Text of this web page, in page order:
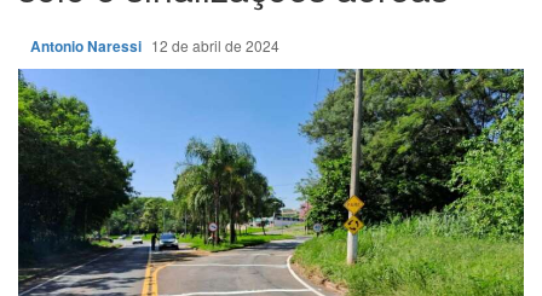
Antonio Naressi 12 de abril de 2024